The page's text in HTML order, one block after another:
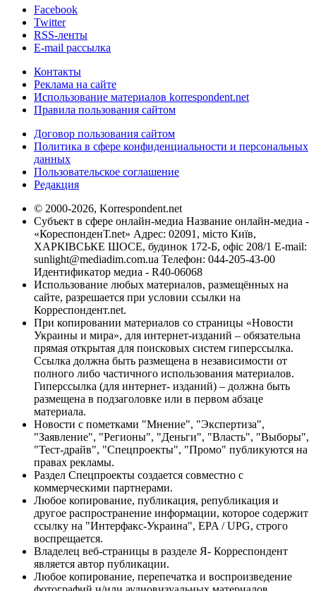
Facebook
Twitter
RSS-ленты
E-mail рассылка
Контакты
Реклама на сайте
Использование материалов korrespondent.net
Правила пользования сайтом
Договор пользования сайтом
Политика в сфере конфиденциальности и персональных
данных
Пользовательское соглашение
Редакция
© 2000-2026, Korrespondent.net
Субъект в сфере онлайн-медиа Название онлайн-медиа -
«КореспонденТ.net» Адрес: 02091, місто Київ,
ХАРКІВСЬКЕ ШОСЕ, будинок 172-Б, офіс 208/1 E-mail:
sunlight@mediadim.com.ua Телефон: 044-205-43-00
Идентификатор медиа - R40-06068
Использование любых материалов, размещённых на
сайте, разрешается при условии ссылки на
Корреспондент.net.
При копировании материалов со страницы «Новости
Украины и мира», для интернет-изданий – обязательна
прямая открытая для поисковых систем гиперссылка.
Ссылка должна быть размещена в независимости от
полного либо частичного использования материалов.
Гиперссылка (для интернет- изданий) – должна быть
размещена в подзаголовке или в первом абзаце
материала.
Новости с пометками "Мнение", "Экспертиза",
"Заявление", "Регионы", "Деньги", "Власть", "Выборы",
"Тест-драйв", "Спецпроекты", "Промо" публикуются на
правах рекламы.
Раздел Спецпроекты создается совместно с
коммерческими партнерами.
Любое копирование, публикация, републикация и
другое распространение информации, которое содержит
ссылку на "Интерфакс-Украина", EPA / UPG, строго
воспрещается.
Владелец веб-страницы в разделе Я- Корреспондент
является автор публикации.
Любое копирование, перепечатка и воспроизведение